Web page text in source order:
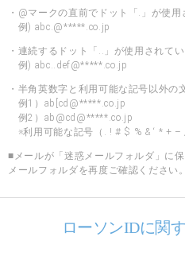
・@マークの直前でドット「.」が使用
例) abc.@*****.co.jp
・連続するドット「..」が使用されてい
例) abc..def@*****.co.jp
・半角英数字と利用可能な記号以外の
例1）ab[cd@*****.co.jp
例2）ab@cd@*****.co.jp
※利用可能な記号（. ! # $ % & ‘ * + –
■メールが「迷惑メールフォルダ」に
メールフォルダを再度ご確認ください。
ローソンIDに関